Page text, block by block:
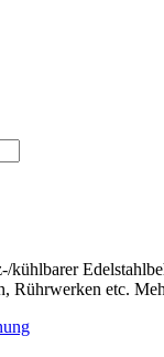
kühlbarer
Rührwerken etc.